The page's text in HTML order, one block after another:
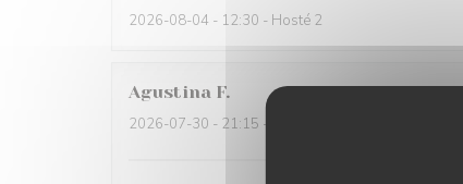
2026-08-04 - 12:30 - Hosté 2
Agustina F
2026-07-30 - 21:15 - Hosté 3